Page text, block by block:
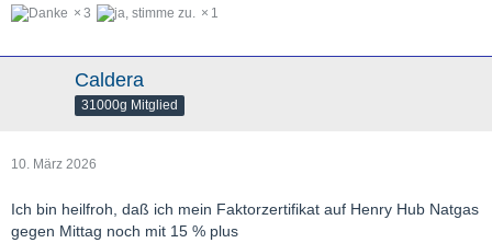
3 1
Caldera
31000g Mitglied
10. März 2026
Ich bin heilfroh, daß ich mein Faktorzertifikat auf Henry Hub Natgas
gegen Mittag noch mit 15 % plus